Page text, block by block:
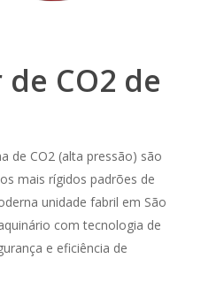
CO2 de
de CO2 (alta pressão) são
mais rígidos padrões de
unidade fabril em São
com tecnologia de
e eficiência de
HOME
SOBRE NÓS